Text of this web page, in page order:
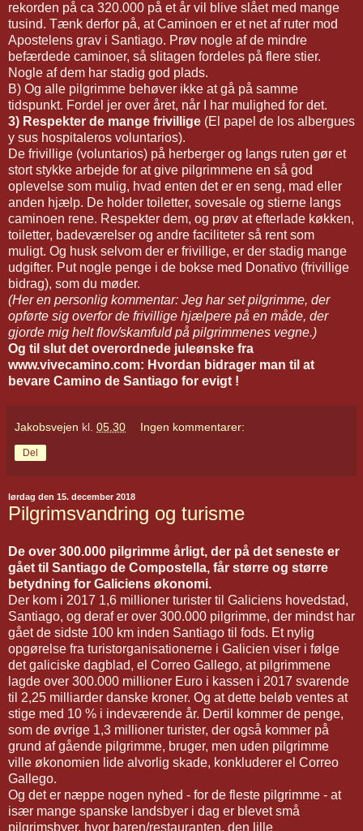
rekorden på ca 320.000 på et år vil blive slået med mange
tusind. Tænk derfor på, at Caminoen er et net af ruter mod
Apostelens grav i Santiago. Prøv nogle af de mindre
befærdede caminoer, så slitagen fordeles på flere stier.
Nogle af dem har stadig god plads.
B) Og alle pilgrimme behøver ikke at gå på samme
tidspunkt. Fordel jer over året, når I har mulighed for det.
3) Respekter de mange frivillige (El papel de los albergues
y sus hospitaleros voluntarios).
De frivillige (voluntarios) på herberger og langs ruten gør et
stort stykke arbejde for at give pilgrimmene en så god
oplevelse som mulig, hvad enten det er en seng, mad eller
anden hjælp. De holder toiletter, sovesale og stierne langs
caminoen rene. Respekter dem, og prøv at efterlade køkken,
toiletter, badeværelser og andre faciliteter så rent som
muligt. Og husk selvom der er frivillige, er der stadig mange
udgifter. Put nogle penge i de bokse med Donativo (frivillige
bidrag), som du møder.
(Her en personlig kommentar: Jeg har set pilgrimme, der
opførte sig overfor de frivillige hjælpere på en måde, der
gjorde mig helt flov/skamfuld på pilgrimmenes vegne.)
Og til slut det overordnede juleønske fra
www.vivecamino.com: Hvordan bidrager man til at
bevare Camino de Santiago for evigt !
Jakobsvejen kl. 05.30 Ingen kommentarer:
Del
lørdag den 15. december 2018
Pilgrimsvandring og turisme
De over 300.000 pilgrimme årligt, der på det seneste er
gået til Santiago de Compostella, får større og større
betydning for Galiciens økonomi.
Der kom i 2017 1,6 millioner turister til Galiciens hovedstad,
Santiago, og deraf er over 300.000 pilgrimme, der mindst har
gået de sidste 100 km inden Santiago til fods. Et nylig
opgørelse fra turistorganisationerne i Galicien viser i følge
det galiciske dagblad, el Correo Gallego, at pilgrimmene
lagde over 300.000 millioner Euro i kassen i 2017 svarende
til 2,25 milliarder danske kroner. Og at dette beløb ventes at
stige med 10 % i indeværende år. Dertil kommer de penge,
som de øvrige 1,3 millioner turister, der også kommer på
grund af gående pilgrimme, bruger, men uden pilgrimme
ville økonomien lide alvorlig skade, konkluderer el Correo
Gallego.
Og det er næppe nogen nyhed - for de fleste pilgrimme - at
især mange spanske landsbyer i dag er blevet små
pilgrimsbyer, hvor baren/restauranten, den lille